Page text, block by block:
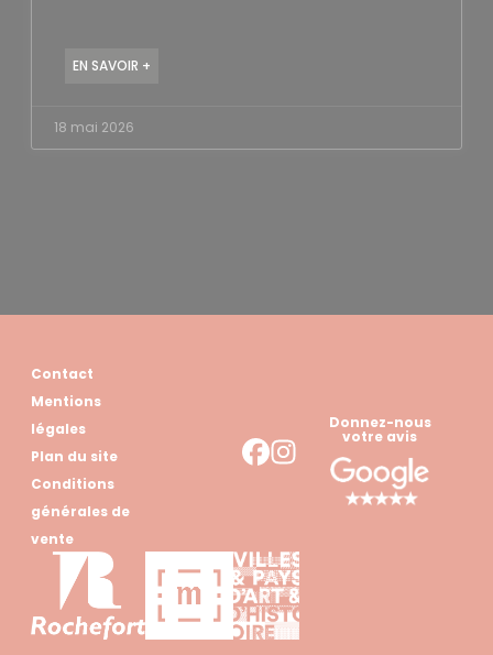
EN SAVOIR +
18 mai 2026
Contact
Mentions
légales
Plan du site
Conditions
générales de
vente
Donnez-nous
votre avis